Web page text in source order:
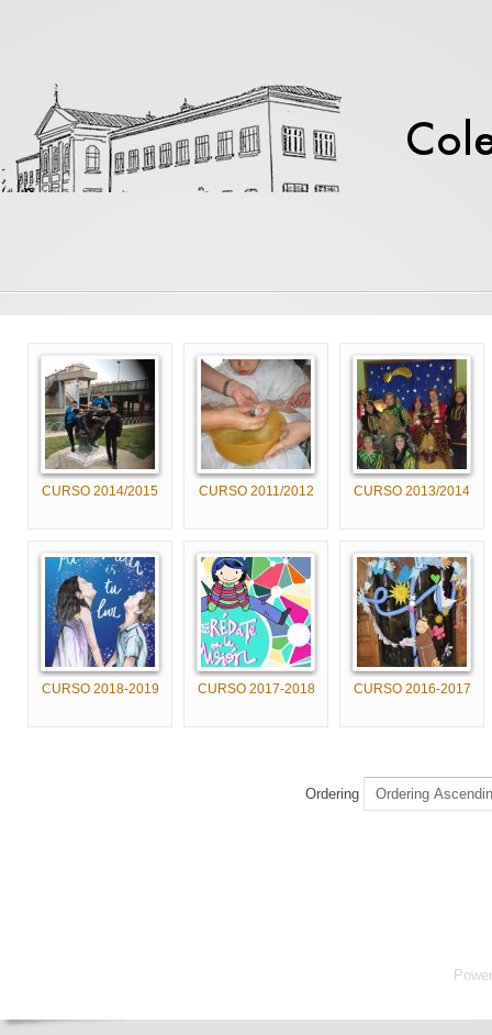
CURSO 2014/2015 CURSO 2011/2012 CURSO 2013/2014
CURSO 2018-2019 CURSO 2017-2018 CURSO 2016-2017
Ordering